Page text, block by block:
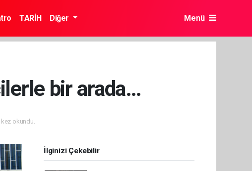
TARİH Diğer Menü
bir arada…
kez okundu.
İlginizi Çekebilir